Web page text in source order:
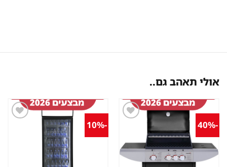
אולי תאהב גם..
במועדפים